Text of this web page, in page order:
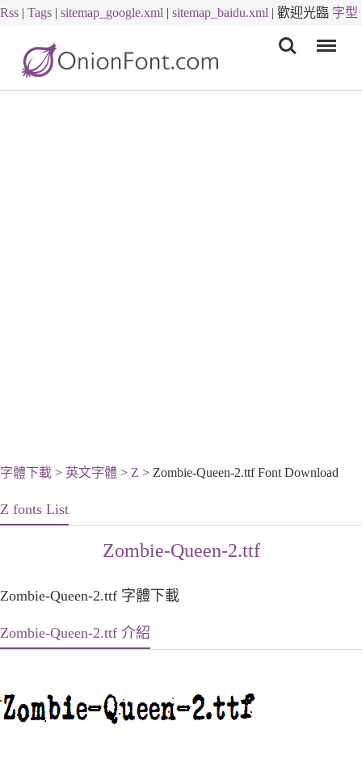
Rss | Tags | sitemap_google.xml | sitemap_baidu.xml | 歡迎光臨 字型
字體下載 > 英文字體 > Z > Zombie-Queen-2.ttf Font Download
Z fonts List
Zombie-Queen-2.ttf
Zombie-Queen-2.ttf 字體下載
Zombie-Queen-2.ttf 介紹